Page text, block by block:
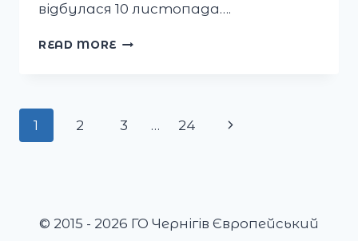
відбулася 10 листопада….
READ MORE УЧАСНИКИ
ПРОГРАМИ
СУЧАСНОГО
Page
1 2 3 … 24
Next
© 2015 - 2026 ГО Чернігів Європейський